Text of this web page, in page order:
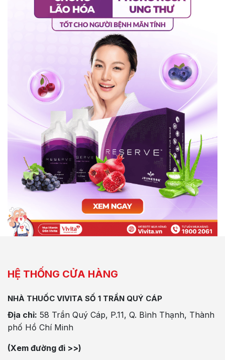
HỆ THỐNG CỬA HÀNG
NHÀ THUỐC VIVITA SỐ 1 TRẦN QUÝ CÁP
Địa chỉ: 58 Trần Quý Cáp, P.11, Q. Bình Thạnh, Thành
phố Hồ Chí Minh
(Xem đường đi >>)